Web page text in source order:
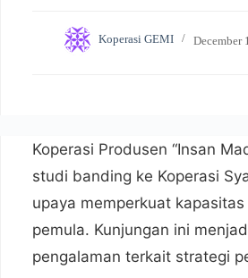
Koperasi GEMI December
Koperasi Produsen “Insan
studi banding ke Koperasi
upaya memperkuat
pemula. Kunjungan ini
pengalaman terkait strategi